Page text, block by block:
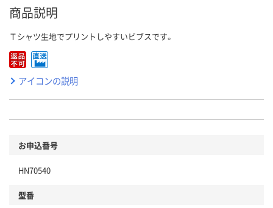
商品説明
Ｔシャツ生地でプリントしやすいビブスです。
アイコンの説明
お申込番号
HN70540
型番